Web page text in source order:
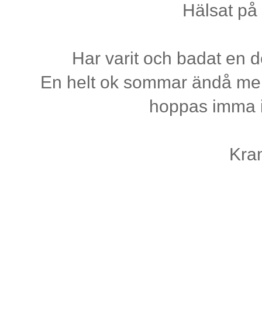
Hälsat
Har varit och badat en
En helt ok sommar ändå
hoppas